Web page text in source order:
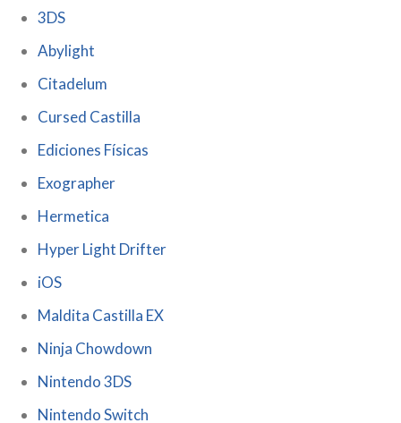
3DS
Abylight
Citadelum
Cursed Castilla
Ediciones Físicas
Exographer
Hermetica
Hyper Light Drifter
iOS
Maldita Castilla EX
Ninja Chowdown
Nintendo 3DS
Nintendo Switch